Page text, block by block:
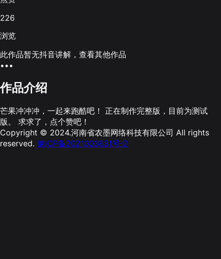
226
浏览
此作品暂无抖音讲解，查看其他作品
•••
作品介绍
芒果冲冲冲，一起来跑酷吧！ 正在制作完整版，目前为测试
版。 求求了，点个赞吧！
Copyright © 2024.河南省农墨网络科技有限公司 All rights
reserved. 豫ICP备2021003631号-2